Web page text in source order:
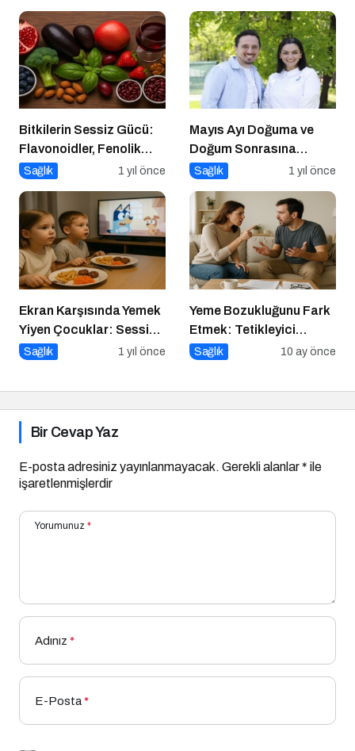
Bitkilerin Sessiz Gücü:
Flavonoidler, Fenolik
Asitler ve Diğer
Sağlık 1 yıl önce
Mayıs Ayı Doğuma ve
Doğum Sonrasına
Hazırlık Atölyesi
Sağlık 1 yıl önce
Ekran Karşısında Yemek
Yiyen Çocuklar: Sessiz
Tehlike
Sağlık 1 yıl önce
Yeme Bozukluğunu Fark
Etmek: Tetikleyici
Anlarla Yüzleşmek
Sağlık 10 ay önce
Bir Cevap Yaz
E-posta adresiniz yayınlanmayacak. Gerekli alanlar* ile
işaretlenmişlerdir
Yorumunuz *
Adınız *
E-Posta*